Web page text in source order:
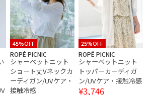
ベーシック ベーシックカラー
リ レイヤード風
え 夏の機能素材アイテム
冷感 清涼感 脚長効果 薄手
感
45%OFF
ROPÉ PICNIC
シャーベットニット
ショート丈Vネックカ
ーディガン/UVケア・
接触冷感
25%OFF
ROPÉ PICNIC
シャーベットニット
トッパーカーディガ
ン/UVケア・接触冷感
¥3,746